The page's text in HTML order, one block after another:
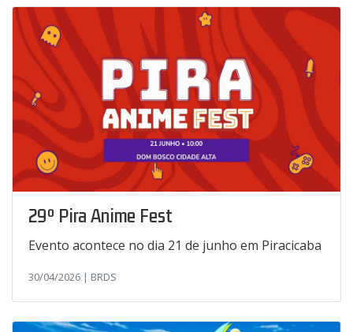
29º Pira Anime Fest
Evento acontece no dia 21 de junho em Piracicaba
30/04/2026 | BRDS